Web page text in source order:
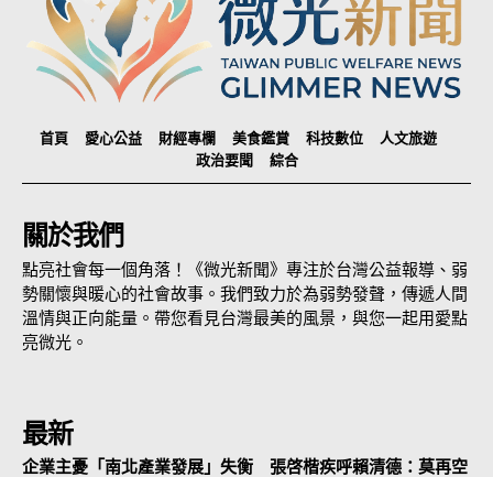
首頁 愛心公益 財經專欄 美食鑑賞 科技數位
人文旅遊
政治要聞
綜合
關於我們
點亮社會每一個角落！《微光新聞》專注於台灣公益報導、弱
勢關懷與暖心的社會故事。我們致力於為弱勢發聲，傳遞人間
溫情與正向能量。帶您看見台灣最美的風景，與您一起用愛點
亮微光。
最新
企業主憂「南北產業發展」失衡 張啓楷疾呼賴清德：莫再空